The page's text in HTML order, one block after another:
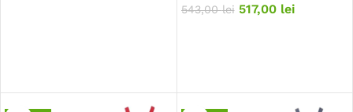
543,00lei 517,00 lei